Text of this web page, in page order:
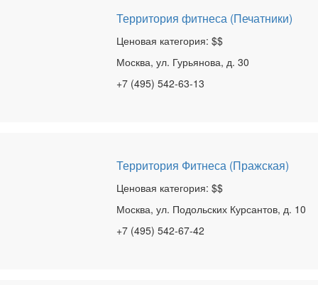
Территория фитнеса (Печатники)
Ценовая категория: $$
Москва, ул. Гурьянова, д. 30
+7 (495) 542-63-13
Территория Фитнеса (Пражская)
Ценовая категория: $$
Москва, ул. Подольских Курсантов, д. 10
+7 (495) 542-67-42